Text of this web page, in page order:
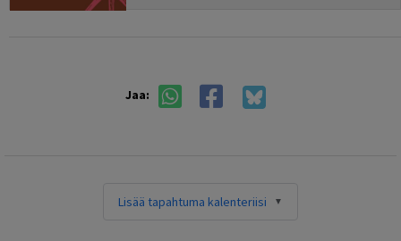
Jaa:
Lisää tapahtuma kalenteriisi